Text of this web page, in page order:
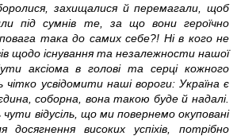
боролися, захищалися й перемагали, щоб
під сумнів те, за що вони героїчно
така до самих себе?! Ні в кого не
щодо існування та незалежности нашої
аксіома в голові та серці кожного
чітко усвідомити наші вороги: Україна є
соборна, вона такою буде й надалі.
відусіль, що ми повернемо окуповані
високих успіхів, потрібно